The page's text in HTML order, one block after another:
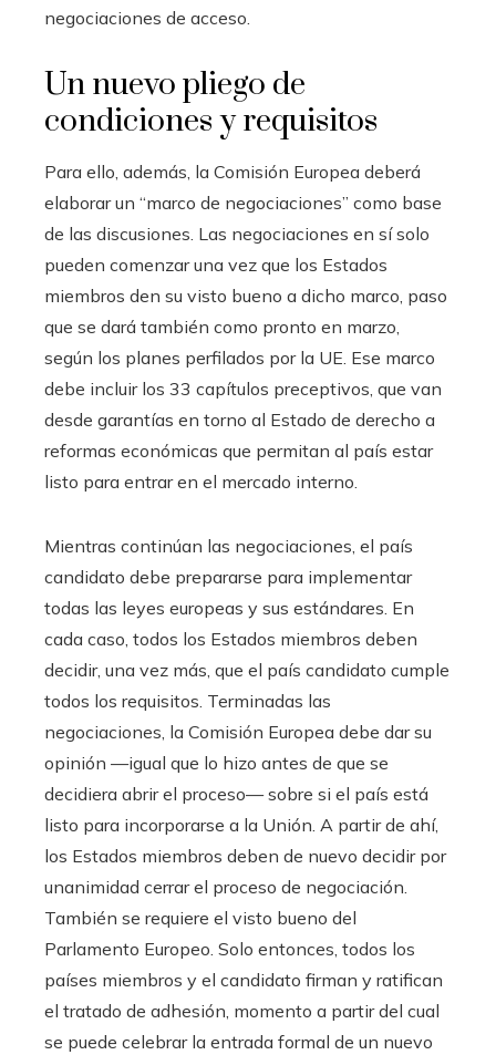
negociaciones de acceso.
Un nuevo pliego de
condiciones y requisitos
Para ello, además, la Comisión Europea deberá
elaborar un “marco de negociaciones” como base
de las discusiones. Las negociaciones en sí solo
pueden comenzar una vez que los Estados
miembros den su visto bueno a dicho marco, paso
que se dará también como pronto en marzo,
según los planes perfilados por la UE. Ese marco
debe incluir los 33 capítulos preceptivos, que van
desde garantías en torno al Estado de derecho a
reformas económicas que permitan al país estar
listo para entrar en el mercado interno.
Mientras continúan las negociaciones, el país
candidato debe prepararse para implementar
todas las leyes europeas y sus estándares. En
cada caso, todos los Estados miembros deben
decidir, una vez más, que el país candidato cumple
todos los requisitos. Terminadas las
negociaciones, la Comisión Europea debe dar su
opinión —igual que lo hizo antes de que se
decidiera abrir el proceso— sobre si el país está
listo para incorporarse a la Unión. A partir de ahí,
los Estados miembros deben de nuevo decidir por
unanimidad cerrar el proceso de negociación.
También se requiere el visto bueno del
Parlamento Europeo. Solo entonces, todos los
países miembros y el candidato firman y ratifican
el tratado de adhesión, momento a partir del cual
se puede celebrar la entrada formal de un nuevo